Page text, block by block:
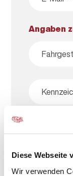
Diese Webseite
Wir verwenden
Angaben